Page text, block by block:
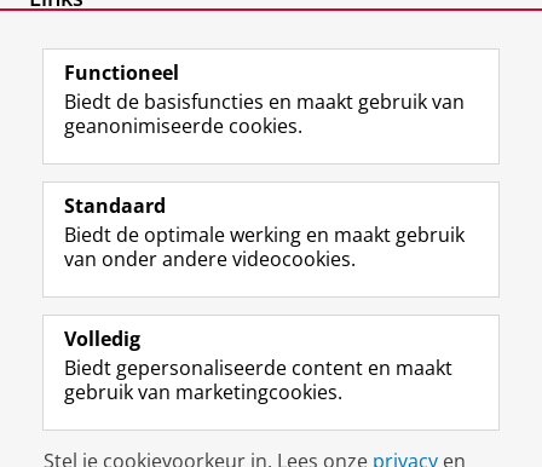
Volg de RUG
F
a
e
b
o
p
a
i
n
L
i
k
e
I
-
p
g
i
R
S
-
f
e
R
k
s
I
n
t
r
m
c
c
Y
o
T
e
k
a
a
Studiekiezers
Alumni
Over ons
Disclaimer & Copyright
Functioneel
Biedt de basisfuncties en maakt gebruik van
geanonimiseerde cookies.
Standaard
Biedt de optimale werking en maakt gebruik
van onder andere videocookies.
Volledig
Biedt gepersonaliseerde content en maakt
gebruik van marketingcookies.
Stel je cookievoorkeur in. Lees onze privacy en